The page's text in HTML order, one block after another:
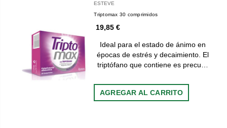
ESTEVE
Triptomax 30 comprimidos
19,85 €
Ideal para el estado de ánimo en
épocas de estrés y decaimiento. El
triptófano que contiene es precu…
AGREGAR AL CARRITO